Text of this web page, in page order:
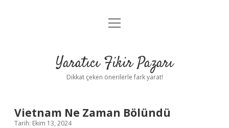
Anasayfa
Yasal Uyarı
menüyü
Yaratıcı Fikir Pazarı
Dikkat çeken önerilerle fark yarat!
Vietnam Ne Zaman Bölündü
Tarih: Ekim 13, 2024